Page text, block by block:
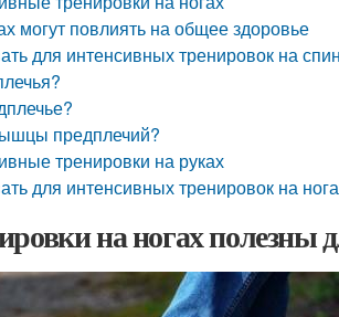
могут повлиять на общее здоровье
для интенсивных тренировок на
предплечий?
тренировки на руках
для интенсивных тренировок на
на ногах полезны